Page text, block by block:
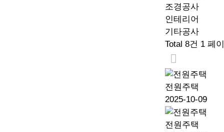
조경공사
인테리어
기타공사
Total 8건 1 페
전원주택
2025-10-09
전원주택